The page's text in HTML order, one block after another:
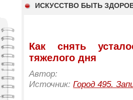
ИСКУССТВО БЫТЬ
Как снять
тяжелого дня
Автор:
Источник:Город 495.